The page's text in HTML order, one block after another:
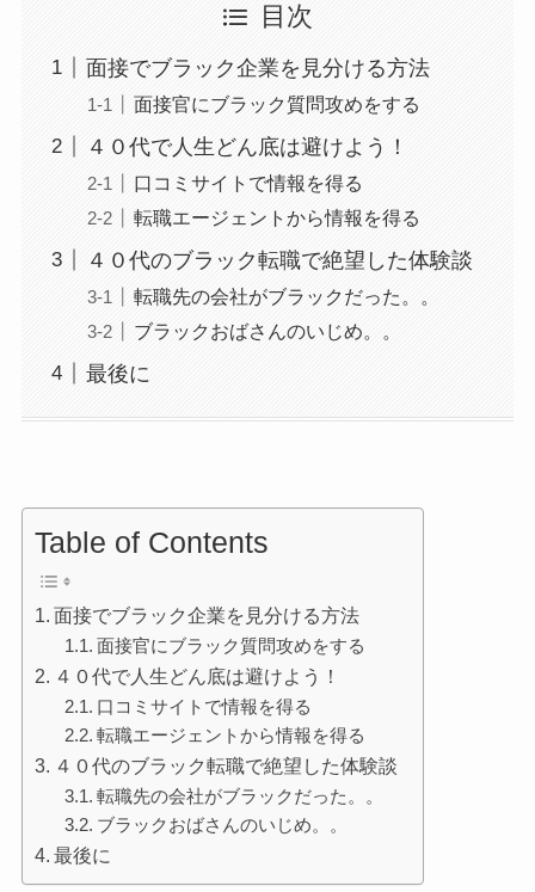
目次
面接でブラック企業を見分ける方法
面接官にブラック質問攻めをする
４０代で人生どん底は避けよう！
口コミサイトで情報を得る
転職エージェントから情報を得る
４０代のブラック転職で絶望した体験談
転職先の会社がブラックだった。。
ブラックおばさんのいじめ。。
最後に
Table of Contents
面接でブラック企業を見分ける方法
面接官にブラック質問攻めをする
４０代で人生どん底は避けよう！
口コミサイトで情報を得る
転職エージェントから情報を得る
４０代のブラック転職で絶望した体験談
転職先の会社がブラックだった。。
ブラックおばさんのいじめ。。
最後に